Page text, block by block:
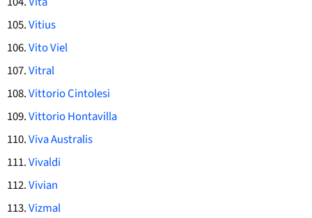
Vitius
Vito Viel
Vitral
Vittorio Cintolesi
Vittorio Hontavilla
Viva Australis
Vivaldi
Vivian
Vizmal